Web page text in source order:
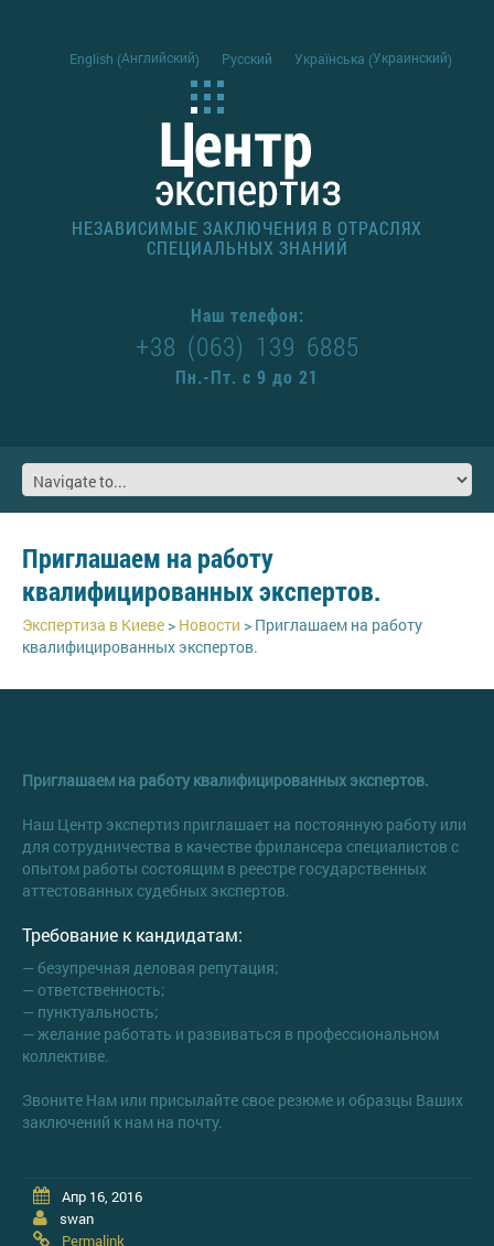
English (Английский) Русский Українська (Украинский)
НЕЗАВИСИМЫЕ ЗАКЛЮЧЕНИЯ В ОТРАСЛЯХ
СПЕЦИАЛЬНЫХ ЗНАНИЙ
Наш телефон:
+38 (063) 139 6885
Пн.-Пт. с 9 до 21
Приглашаем на работу
квалифицированных экспертов.
Экспертиза в Киеве > Новости > Приглашаем на работу
квалифицированных экспертов.
Приглашаем на работу квалифицированных экспертов.
Наш Центр экспертиз приглашает на постоянную работу или
для сотрудничества в качестве фрилансера специалистов с
опытом работы состоящим в реестре государственных
аттестованных судебных экспертов.
Требование к кандидатам:
— безупречная деловая репутация;
— ответственность;
— пунктуальность;
— желание работать и развиваться в профессиональном
коллективе.
Звоните Нам или присылайте свое резюме и образцы Ваших
заключений к нам на почту.
Апр 16, 2016
swan
Permalink